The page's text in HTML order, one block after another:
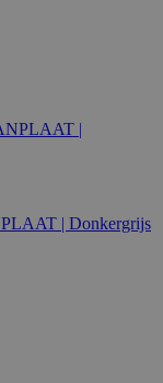
| Donkergrijs